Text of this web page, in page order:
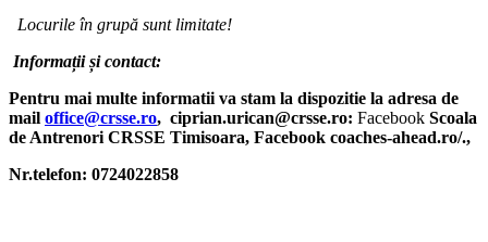
Locurile în grupă sunt limitate!
Informații și contact:
Pentru mai multe informatii va stam la dispozitie la adresa de
mail office@crsse.ro, ciprian.urican@crsse.ro: Facebook Scoala
de Antrenori CRSSE Timisoara, Facebook coaches-ahead.ro/.,
Nr.telefon: 0724022858